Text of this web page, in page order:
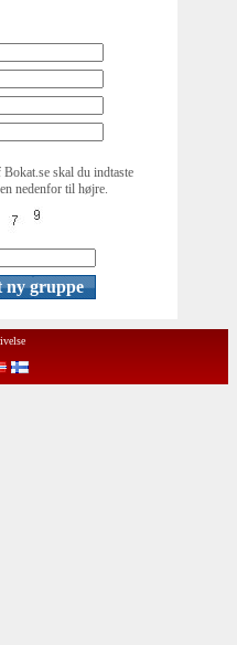
skal du indtaste
nedenfor til højre.